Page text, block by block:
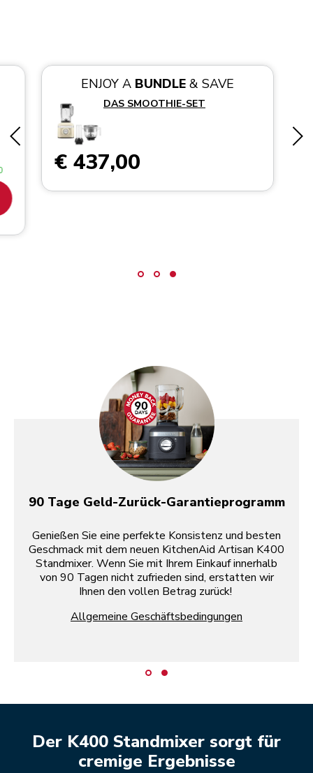
ENJOY A BUNDLE& SAVE
DAS SMOOTHIE-SET
€ 437,00
90 Tage Geld-Zurück-Garantieprogramm
Genießen Sie eine perfekte Konsistenz und besten
Geschmack mit dem neuen KitchenAid Artisan K400
Standmixer. Wenn Sie mit Ihrem Einkauf innerhalb
von 90 Tagen nicht zufrieden sind, erstatten wir
Ihnen den vollen Betrag zurück!
Allgemeine Geschäftsbedingungen
Der K400 Standmixer sorgt für
cremige Ergebnisse